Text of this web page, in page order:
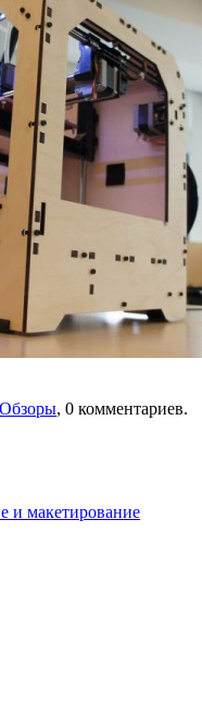
Обзоры, 0 комментариев.
и макетирование